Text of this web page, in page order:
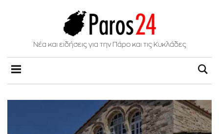
Νέα και ειδήσεις για την Πάρο και τις Κυκλάδες